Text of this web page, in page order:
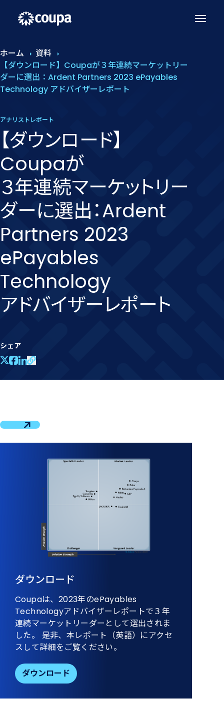
ホーム
資料
【ダウンロード】Coupaが３年連続マーケットリー
ダーに選出：Ardent Partners 2023 ePayables
Technology アドバイザーレポート
アナリストレポート
【ダウンロード】
Coupaが​
３年連続マーケットリー
ダーに​選出：Ardent
Partners 2023
ePayables
Technology
アドバイザーレポート
シェア
ダウンロード
Coupaは、2023年のePayables
Technologyアドバイザーレポートで３年
連続マーケットリーダーとして選出されま
した。 是非、本レポート（英語）にアクセ
スして詳細をご覧ください。
ダウンロード